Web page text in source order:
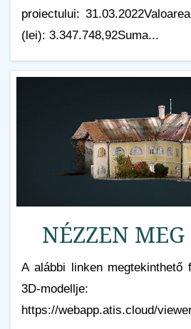
proiectului:
(lei): 3.347.748,92Suma...
NÉZZEN
A alábbi linken megtekinthető
3D-modellje:
https://webapp.atis.cloud/